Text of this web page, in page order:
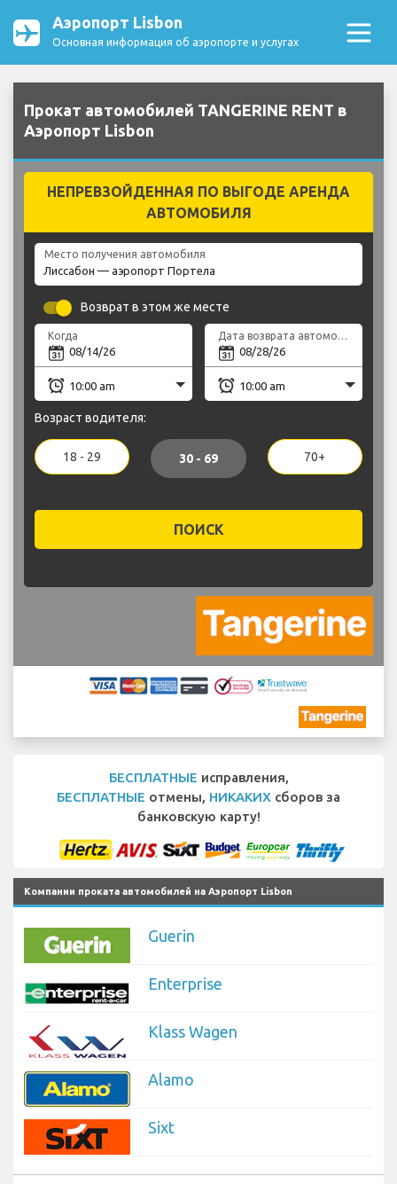
Аэропорт Lisbon
Основная информация об аэропорте и услугах
Прокат автомобилей TANGERINE RENT в
Аэропорт Lisbon
НЕПРЕВЗОЙДЕННАЯ ПО ВЫГОДЕ АРЕНДА
АВТОМОБИЛЯ
Место получения автомобиля
Возврат в этом же месте
Когда Дата возврата автомобиля
Возраст водителя:
18 - 29 30 - 69 70+
ПОИСК
БЕСПЛАТНЫЕ исправления,
БЕСПЛАТНЫЕ отмены, НИКАКИХ сборов за
банковскую карту!
Компании проката автомобилей на Аэропорт Lisbon
Guerin
Enterprise
Klass Wagen
Alamo
Sixt